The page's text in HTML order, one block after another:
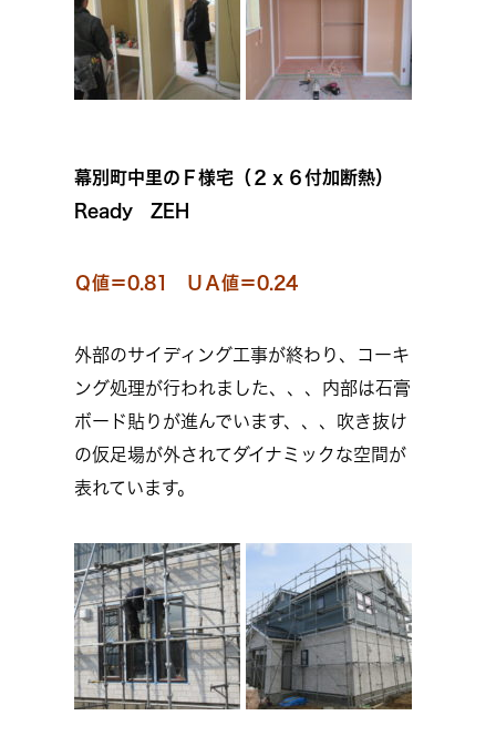
幕別町中里のＦ様宅（２ｘ６付加断熱）
Ready ZEH
Ｑ値＝0.81 ＵＡ値＝0.24
外部のサイディング工事が終わり、コーキ
ング処理が行われました、、、内部は石膏
ボード貼りが進んでいます、、、吹き抜け
の仮足場が外されてダイナミックな空間が
表れています。